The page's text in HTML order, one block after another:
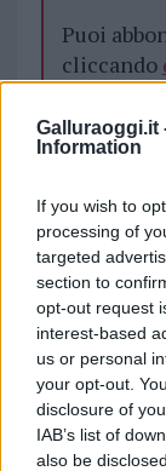
Galluraoggi.it
Information
If you wish to
processing of
targeted
section to
opt-out request
interest-based
us or personal
your opt-out.
disclosure of
IAB’s list of
also be
Puoi
cliccando
Sei già
Puoi
sezione
cliccando
TEMI: Aga
Morte Regina
Regina